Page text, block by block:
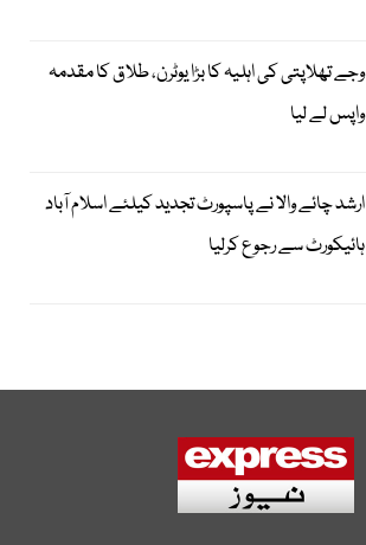
وجے تھلاپتی کی اہلیہ کا بڑا یوٹرن، طلاق کا مقدمہ
واپس لے لیا
ارشد چائے والا نے پاسپورٹ تجدید کیلئے اسلام آباد
ہائیکورٹ سے رجوع کرلیا